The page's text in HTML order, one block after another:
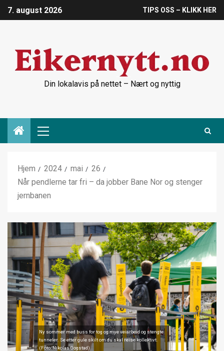
7. august 2026 TIPS OSS – KLIKK HER
Din lokalavis på nettet – Nært og nyttig
Hjem 2024 mai
26
Når pendlerne tar fri – da jobber Bane Nor og stenger
jernbanen
Ny sommer med buss for tog og mye veiarbeid og stengte
tunneler. Se etter gule skilt om du skal reise kollektivt.
(Foto: Nikolas Gogstad)